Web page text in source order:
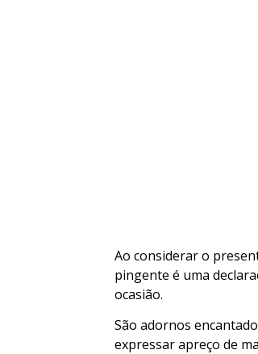
Ao considerar o
pingente é uma
ocasião.
São adornos
expressar apreço de